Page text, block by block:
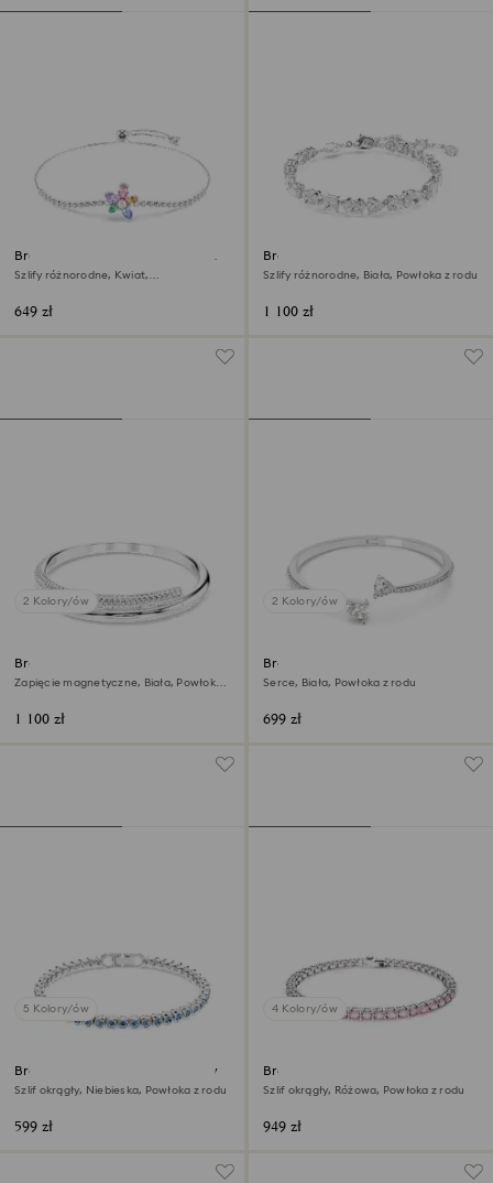
Bransoletka Ariana Grande x
Swarovski
Szlify różnorodne, Kwiat,
649 zł
Bransoletka Mesmera
Szlify różnorodne, Biała, Powłoka z rodu
1 100 zł
2 Kolory/ów
Bransoletka typu bangle
Dextera
Zapięcie magnetyczne, Biała, Powłoka
1 100 zł
2 Kolory/ów
Bransoletka typu bangle
Mesmera
Serce, Biała, Powłoka z rodu
699 zł
5 Kolory/ów
Bransoletka Tennis Imber Emily
Szlif okrągły, Niebieska, Powłoka z rodu
599 zł
4 Kolory/ów
Bransoletka Matrix Tennis
Szlif okrągły, Różowa, Powłoka z rodu
949 zł